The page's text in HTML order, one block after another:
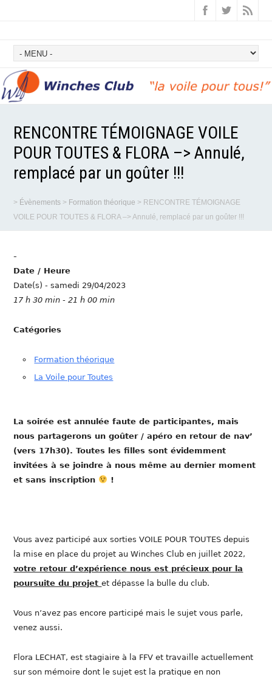
RENCONTRE TÉMOIGNAGE VOILE
POUR TOUTES & FLORA –> Annulé,
remplacé par un goûter !!!
> Évènements > Formation théorique > RENCONTRE TÉMOIGNAGE
VOILE POUR TOUTES & FLORA –> Annulé, remplacé par un goûter !!!
-
Date / Heure
Date(s) - samedi 29/04/2023
17 h 30 min - 21 h 00 min
Catégories
Formation théorique
La Voile pour Toutes
La soirée est annulée faute de participantes, mais
nous partagerons un goûter / apéro en retour de nav’
(vers 17h30). Toutes les filles sont évidemment
invitées à se joindre à nous même au dernier moment
et sans inscription
!
Vous avez participé aux sorties VOILE POUR TOUTES depuis
la mise en place du projet au Winches Club en juillet 2022,
votre retour d’expérience nous est précieux pour la
poursuite du projetet dépasse la bulle du club.
Vous n’avez pas encore participé mais le sujet vous parle,
venez aussi.
Flora LECHAT, est stagiaire à la FFV et travaille actuellement
sur son mémoire dont le sujet est la pratique en non